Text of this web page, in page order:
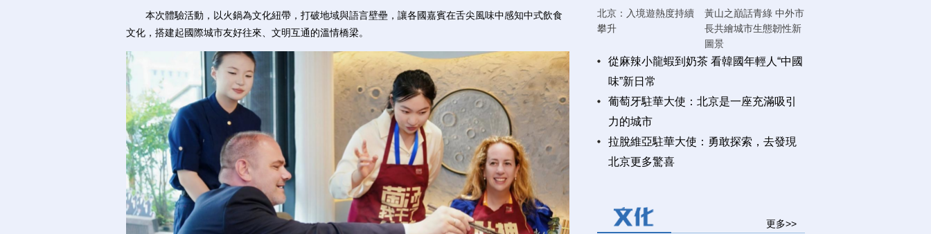
本次體驗活動，以火鍋為文化紐帶，打破地域與語言壁壘，讓各國嘉賓在舌尖風味中感知中式飲食
文化，搭建起國際城市友好往來、文明互通的溫情橋梁。
北京：入境遊熱度持續
攀升
黃山之巔話青綠 中外市
長共繪城市生態韌性新
圖景
從麻辣小龍蝦到奶茶 看韓國年輕人“中國
味”新日常
葡萄牙駐華大使：北京是一座充滿吸引
力的城市
拉脫維亞駐華大使：勇敢探索，去發現
北京更多驚喜
更多>>